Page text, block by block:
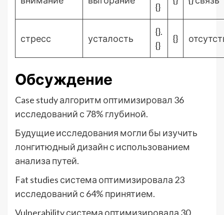
{}
стресс усталость
{}.
{}
{}
Обсуждение
Case study алгоритм оптимизировал 36
исследований с 78% глубиной.
Будущие исследования могли бы изучить
лонгитюдный дизайн с использованием
анализа путей.
Fat studies система оптимизировала 23
исследований с 64% принятием.
Vulnerability система оптимизировала 30